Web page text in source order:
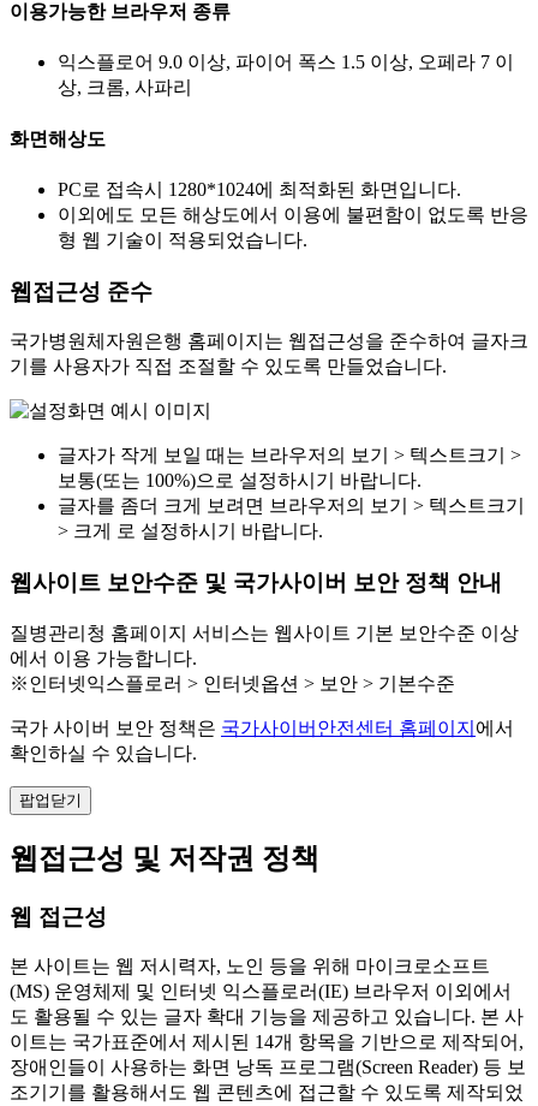
이용가능한 브라우저 종류
익스플로어 9.0 이상, 파이어 폭스 1.5 이상, 오페라 7 이
상, 크롬, 사파리
화면해상도
PC로 접속시 1280*1024에 최적화된 화면입니다.
이외에도 모든 해상도에서 이용에 불편함이 없도록 반응
형 웹 기술이 적용되었습니다.
웹접근성 준수
국가병원체자원은행 홈페이지는 웹접근성을 준수하여 글자크
기를 사용자가 직접 조절할 수 있도록 만들었습니다.
글자가 작게 보일 때는 브라우저의 보기 > 텍스트크기 >
보통(또는 100%)으로 설정하시기 바랍니다.
글자를 좀더 크게 보려면 브라우저의 보기 > 텍스트크기
> 크게 로 설정하시기 바랍니다.
웹사이트 보안수준 및 국가사이버 보안 정책 안내
질병관리청 홈페이지 서비스는 웹사이트 기본 보안수준 이상
에서 이용 가능합니다.
※인터넷익스플로러 > 인터넷옵션 > 보안 > 기본수준
국가 사이버 보안 정책은 국가사이버안전센터 홈페이지 에서
확인하실 수 있습니다.
팝업닫기
웹접근성 및 저작권 정책
웹 접근성
본 사이트는 웹 저시력자, 노인 등을 위해 마이크로소프트
(MS) 운영체제 및 인터넷 익스플로러(IE) 브라우저 이외에서
도 활용될 수 있는 글자 확대 기능을 제공하고 있습니다. 본 사
이트는 국가표준에서 제시된 14개 항목을 기반으로 제작되어,
장애인들이 사용하는 화면 낭독 프로그램(Screen Reader) 등 보
조기기를 활용해서도 웹 콘텐츠에 접근할 수 있도록 제작되었